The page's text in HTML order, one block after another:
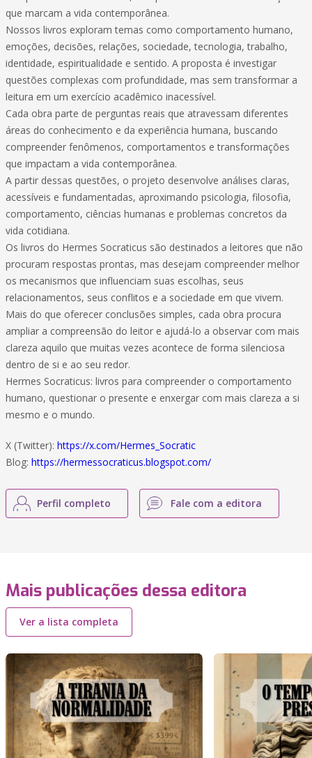
que marcam a vida contemporânea.
Nossos livros exploram temas como comportamento humano,
emoções, decisões, relações, sociedade, tecnologia, trabalho,
identidade, espiritualidade e sentido. A proposta é investigar
questões complexas com profundidade, mas sem transformar a
leitura em um exercício acadêmico inacessível.
Cada obra parte de perguntas reais que atravessam diferentes
áreas do conhecimento e da experiência humana, buscando
compreender fenômenos, comportamentos e transformações
que impactam a vida contemporânea.
A partir dessas questões, o projeto desenvolve análises claras,
acessíveis e fundamentadas, aproximando psicologia, filosofia,
comportamento, ciências humanas e problemas concretos da
vida cotidiana.
Os livros do Hermes Socraticus são destinados a leitores que não
procuram respostas prontas, mas desejam compreender melhor
os mecanismos que influenciam suas escolhas, seus
relacionamentos, seus conflitos e a sociedade em que vivem.
Mais do que oferecer conclusões simples, cada obra procura
ampliar a compreensão do leitor e ajudá-lo a observar com mais
clareza aquilo que muitas vezes acontece de forma silenciosa
dentro de si e ao seu redor.
Hermes Socraticus: livros para compreender o comportamento
humano, questionar o presente e enxergar com mais clareza a si
mesmo e o mundo.
X (Twitter): https://x.com/Hermes_Socratic
Blog: https://hermessocraticus.blogspot.com/
Perfil completo Fale com a editora
Mais publicações dessa editora
Ver a lista completa